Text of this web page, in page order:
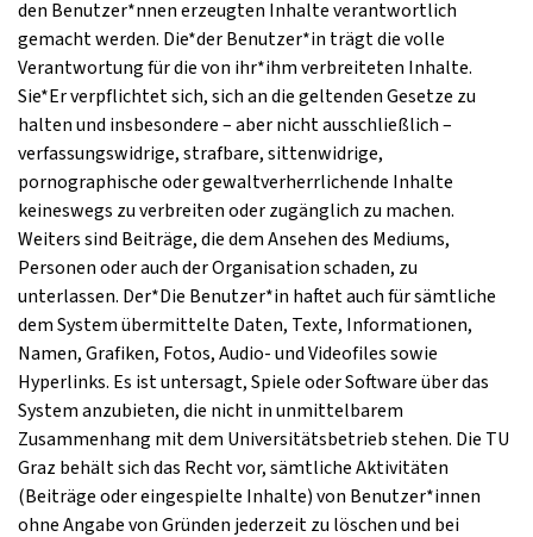
den Benutzer*nnen erzeugten Inhalte verantwortlich
gemacht werden. Die*der Benutzer*in trägt die volle
Verantwortung für die von ihr*ihm verbreiteten Inhalte.
Sie*Er verpflichtet sich, sich an die geltenden Gesetze zu
halten und insbesondere – aber nicht ausschließlich –
verfassungswidrige, strafbare, sittenwidrige,
pornographische oder gewaltverherrlichende Inhalte
keineswegs zu verbreiten oder zugänglich zu machen.
Weiters sind Beiträge, die dem Ansehen des Mediums,
Personen oder auch der Organisation schaden, zu
unterlassen. Der*Die Benutzer*in haftet auch für sämtliche
dem System übermittelte Daten, Texte, Informationen,
Namen, Grafiken, Fotos, Audio- und Videofiles sowie
Hyperlinks. Es ist untersagt, Spiele oder Software über das
System anzubieten, die nicht in unmittelbarem
Zusammenhang mit dem Universitätsbetrieb stehen. Die TU
Graz behält sich das Recht vor, sämtliche Aktivitäten
(Beiträge oder eingespielte Inhalte) von Benutzer*innen
ohne Angabe von Gründen jederzeit zu löschen und bei